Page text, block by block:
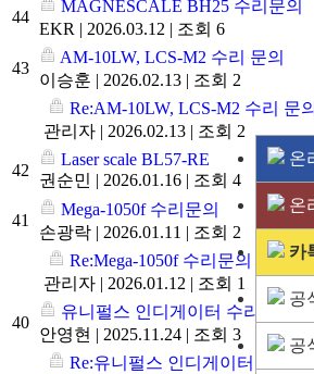
44
MAGNESCALE BH25 수리문의
EKR | 2026.03.12 | 조회 6
43
AM-10LW, LCS-M2 수리 문의
이승훈 | 2026.02.13 | 조회 2
Re:AM-10LW, LCS-M2 수리 문의
관리자 | 2026.02.13 | 조회 2
42
Laser scale BL57-RE
권순민 | 2026.01.16 | 조회 4
41
Mega-1050f 수리문의
손광락 | 2026.01.11 | 조회 2
Re:Mega-1050f 수리문의
관리자 | 2026.01.12 | 조회 1
40
유니펄스 인디게이터 수리 문의
안영현 | 2025.11.24 | 조회 3
Re:유니펄스 인디게이터 수리 문
온
온
카
공
공